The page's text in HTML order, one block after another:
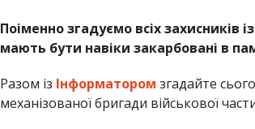
Поіменно згадуємо всіх захисників
мають бути навіки закарбовані в
Разом із Інформатором згадайте
механізованої бригади військової